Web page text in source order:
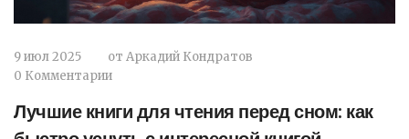
9 июл 2025 от Аркадий Кондратов
0 Комментарии
Лучшие книги для чтения перед сном: как